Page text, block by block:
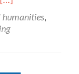
about
Workshop:
,